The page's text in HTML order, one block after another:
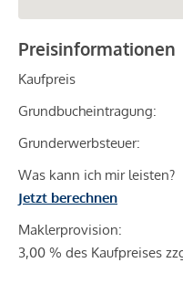
Preisinformationen
Kaufpreis
Grundbucheintragung:
Grunderwerbsteuer:
Was kann ich mir leisten?
Jetzt berechnen
Maklerprovision:
3,00 % des Kaufpreises